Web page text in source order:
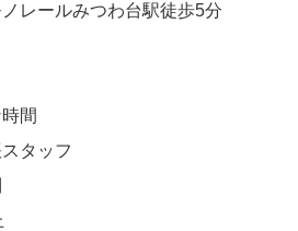
レールみつわ台駅徒歩5分
間
タッフ